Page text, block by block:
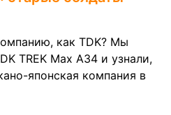
как TDK? Мы
TREK Max A34 и узнали,
японская компания в